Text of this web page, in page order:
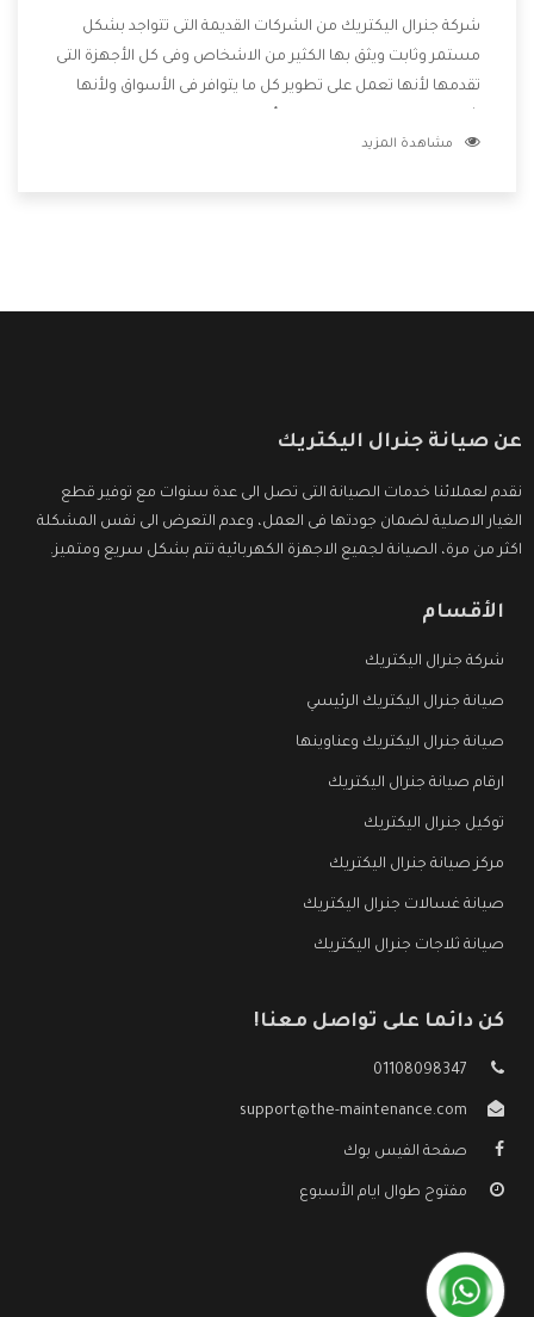
شركة جنرال اليكتريك من الشركات القديمة التى تتواجد بشكل
مستمر وثابت ويثق بها الكثير من الاشخاص وفى كل الأجهزة التى
تقدمها لأنها تعمل على تطوير كل ما يتوافر فى الأسواق ولأنها
المنتجات وتقدم للعملاء أقوى العروض والخصومات التى تسهل
مشاهدة المزيد
عن صيانة جنرال اليكتريك
نقدم لعملائنا خدمات الصيانة التى تصل الى عدة سنوات مع توفير قطع
الغيار الاصلية لضمان جودتها فى العمل، وعدم التعرض الى نفس المشكلة
اكثر من مرة، الصيانة لجميع الاجهزة الكهربائية تتم بشكل سريع ومتميز.
الأقسام
شركة جنرال اليكتريك
صيانة جنرال اليكتريك الرئيسي
صيانة جنرال اليكتريك وعناوينها
ارقام صيانة جنرال اليكتريك
توكيل جنرال اليكتريك
مركز صيانة جنرال اليكتريك
صيانة غسالات جنرال اليكتريك
صيانة ثلاجات جنرال اليكتريك
كن دائما على تواصل معنا!
01108098347
support@the-maintenance.com
صفحة الفيس بوك
مفتوح طوال ايام الأسبوع